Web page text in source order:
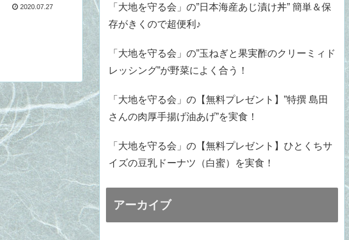
2020.07.27
「大地を守る会」の”日本海産あじ漬け丼” 簡単＆保
存がきくので超便利♪
「大地を守る会」の”玉ねぎと果実酢のクリーミィド
レッシング”が野菜によく合う！
「大地を守る会」の【無料プレゼント】”特撰 島田
さんの肉厚手揚げ油あげ”を実食！
「大地を守る会」の【無料プレゼント】ひとくちサ
イズの豆乳ドーナツ（白蜜）を実食！
アーカイブ